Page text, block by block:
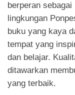
berperan
lingkungan
buku yang kaya
tempat yang
dan belajar.
ditawarkan
yang terbaik.